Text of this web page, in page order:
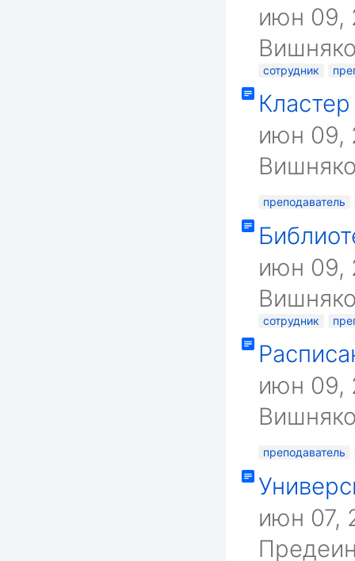
июн 09,
сотрудник
июн 09,
преподаватель
июн 09,
сотрудник
июн 09,
преподаватель
июн 07,